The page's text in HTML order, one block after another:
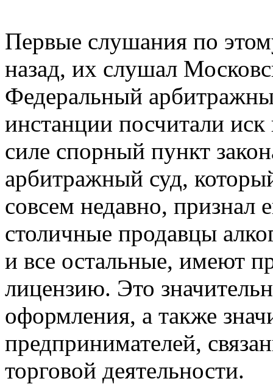
Первые слушания по
назад, их слушал
Федеральный
инстанции посчитали
силе спорный пункт
арбитражный суд,
совсем недавно, признал
столичные продавцы
и все остальные, имеют
лицензию. Это
оформления, а также
предпринимателей,
торговой деятельности.